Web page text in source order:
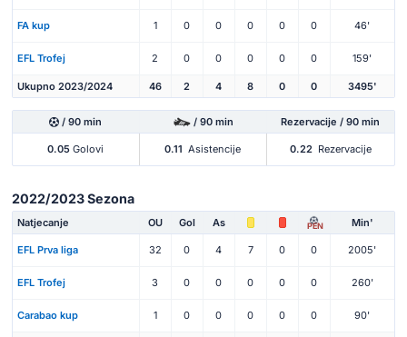
FA kup 1 0 0 0 0 0 46'
EFL Trofej 2 0 0 0 0 0 159'
Ukupno 2023/2024 46 2 4 8 0 0 3495'
/ 90 min / 90 min Rezervacije / 90 min
0.05 Golovi 0.11 Asistencije 0.22 Rezervacije
2022/2023 Sezona
Natjecanje OU Gol As PEN Min'
EFL Prva liga 32 0 4 7 0 0 2005'
EFL Trofej 3 0 0 0 0 0 260'
Carabao kup 1 0 0 0 0 0 90'